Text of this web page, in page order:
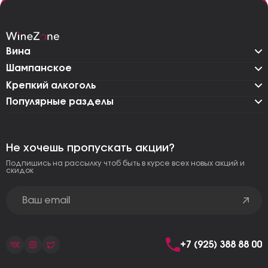
Вина
Шампанское
Крепкий алкоголь
Популярные разделы
Не хочешь пропускать акции?
Подпишись на рассылку чтоб быть в курсе всех новых акций и
скидок
+7 (925) 388 88 00